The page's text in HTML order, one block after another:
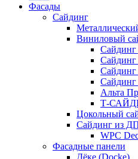
Фасады
Сайдинг
Виниловый
Сайдинг
Сайдинг
Сайдинг
Альта
Т-
Цокольный
Сайдинг из
WPC
Фасадные панели
Дёке (Docke)